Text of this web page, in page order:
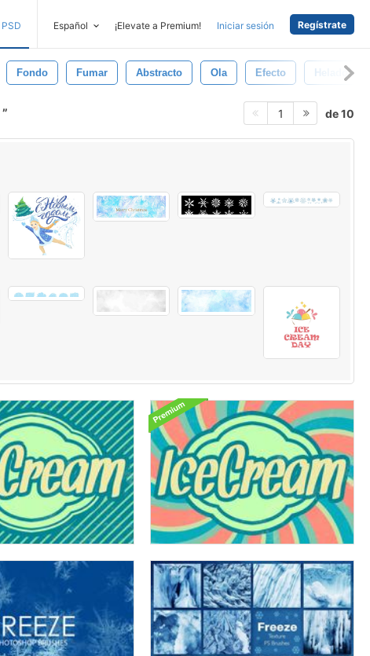
PSD Español ¡Elevate a Premium! Iniciar sesión Regístrate
Fondo Fumar Abstracto Ola Efecto Helado
1 de 10